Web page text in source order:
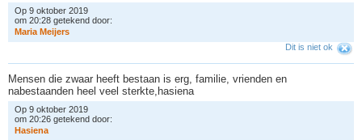
Op 9 oktober 2019
om 20:28 getekend door:
Maria Meijers
Dit is niet ok
Mensen die zwaar heeft bestaan is erg, familie, vrienden en
nabestaanden heel veel sterkte,hasiena
Op 9 oktober 2019
om 20:26 getekend door:
Hasiena